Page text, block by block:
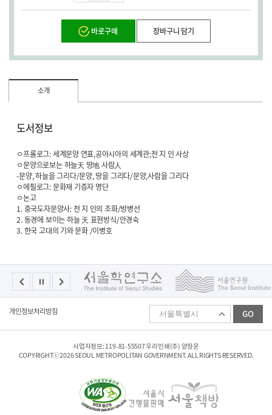
량
바로구매 장바구니 담기
소개
도서정보
ㅇ프롤로그: 세계문양 연표,공아시아의 세계관;천 지 인 사상
ㅇ문양으로보는 하늘天 땅地 사람人
-문양, 하늘을 그리다/문양, 땅을 그리다/문양,사람을 그리다
ㅇ에필로그: 문화재 기증자 명단
ㅇ논고
1. 중국도자문양사: 천 지 인의 조화/방병선
2. 동경에 보이는 하늘 天 표현방식/안경숙
3. 한국 고대의 기와 문화 /이병호
개인정보처리방침
패
리
이
트
선
GO
사업자정보: 119-81-55507 우리인쇄(주) 양창운
COPYRIGHTⓒ2026 SEOUL METROPOLITAN GOVERNMENT. ALL RIGHTS RESERVED.